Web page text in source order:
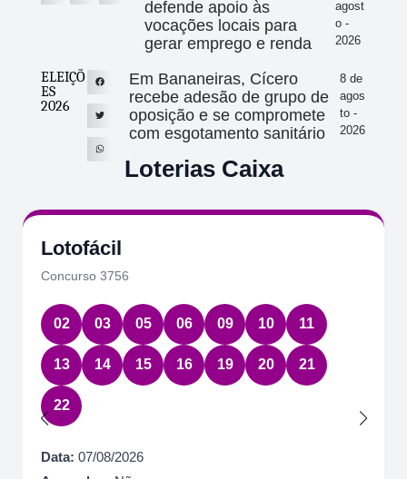
defende apoio às
vocações locais para
gerar emprego e renda
agost
o -
2026
ELEIÇÕ
ES
2026
Em Bananeiras, Cícero
recebe adesão de grupo de
oposição e se compromete
com esgotamento sanitário
8 de
agos
to -
2026
Loterias Caixa
Lotofácil
Concurso 3756
02 03 05 06 09 10 11
13 14 15 16 19 20 21
22
Data: 07/08/2026